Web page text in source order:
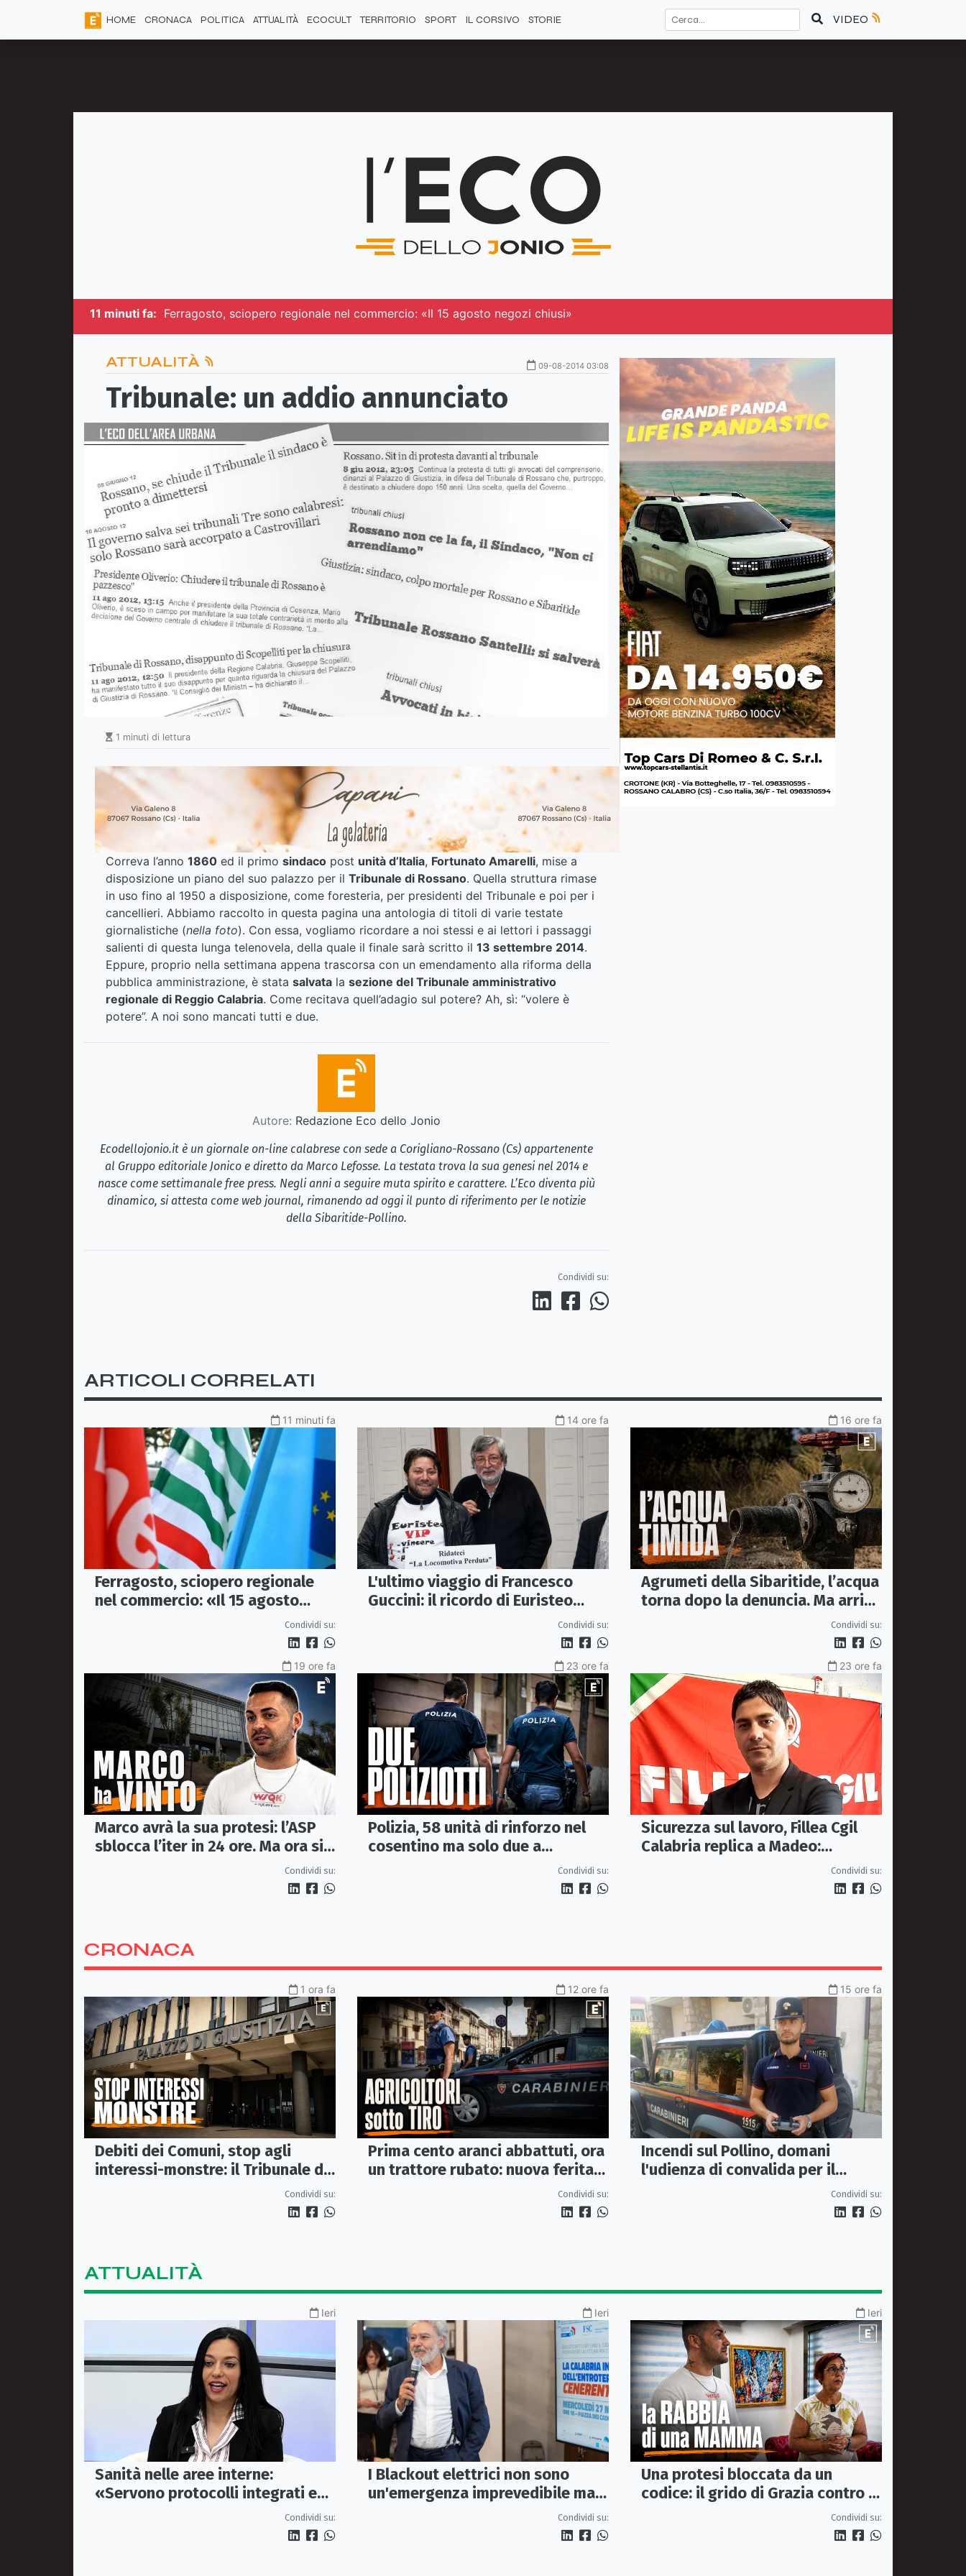
HOME CRONACA POLITICA ATTUALITÀ ECOCULT TERRITORIO SPORT IL CORSIVO STORIE VIDEO
11 minuti fa: Ferragosto, sciopero regionale nel commercio: «Il 15 agosto negozi chiusi»
ATTUALITÀ 09-08-2014 03:08
Tribunale: un addio annunciato
1 minuti di lettura
Correva l’anno 1860 ed il primo sindaco post unità d’Italia, Fortunato Amarelli, mise a
disposizione un piano del suo palazzo per il Tribunale di Rossano. Quella struttura rimase
in uso fino al 1950 a disposizione, come foresteria, per presidenti del Tribunale e poi per i
cancellieri. Abbiamo raccolto in questa pagina una antologia di titoli di varie testate
giornalistiche (nella foto). Con essa, vogliamo ricordare a noi stessi e ai lettori i passaggi
salienti di questa lunga telenovela, della quale il finale sarà scritto il 13 settembre 2014.
Eppure, proprio nella settimana appena trascorsa con un emendamento alla riforma della
pubblica amministrazione, è stata salvata la sezione del Tribunale amministrativo
regionale di Reggio Calabria. Come recitava quell’adagio sul potere? Ah, sì: “volere è
potere”. A noi sono mancati tutti e due.
Autore: Redazione Eco dello Jonio
Ecodellojonio.it è un giornale on-line calabrese con sede a Corigliano-Rossano (Cs) appartenente
al Gruppo editoriale Jonico e diretto da Marco Lefosse. La testata trova la sua genesi nel 2014 e
nasce come settimanale free press. Negli anni a seguire muta spirito e carattere. L’Eco diventa più
dinamico, si attesta come web journal, rimanendo ad oggi il punto di riferimento per le notizie
della Sibaritide-Pollino.
Condividi su:
ARTICOLI CORRELATI
11 minuti fa
Ferragosto, sciopero regionale
nel commercio: «Il 15 agosto
Condividi su:
14 ore fa
L'ultimo viaggio di Francesco
Guccini: il ricordo di Euristeo
Condividi su:
16 ore fa
Agrumeti della Sibaritide, l’acqua
torna dopo la denuncia. Ma arriva
con un terzo della pressioneCondividi su:
19 ore fa
Marco avrà la sua protesi: l’ASP
sblocca l’iter in 24 ore. Ma ora si
apre il caso dell’Ufficio ausiliCondividi su:
23 ore fa
Polizia, 58 unità di rinforzo nel
cosentino ma solo due a
Corigliano-Rossano e due aCondividi su:
23 ore fa
Sicurezza sul lavoro, Fillea Cgil
Calabria replica a Madeo:
«Servono controlli, non incentivi
Condividi su:
CRONACA
1 ora fa
Debiti dei Comuni, stop agli
interessi-monstre: il Tribunale di
Condividi su:
12 ore fa
Prima cento aranci abbattuti, ora
un trattore rubato: nuova ferita
all’agricoltura della SibaritideCondividi su:
15 ore fa
Incendi sul Pollino, domani
l'udienza di convalida per il
presunto piromane: il PM ha
chiesto la misura in carcere
Condividi su:
ATTUALITÀ
Ieri
Sanità nelle aree interne:
«Servono protocolli integrati e
mezzi dedicati per garantireCondividi su:
Ieri
I Blackout elettrici non sono
un'emergenza imprevedibile ma
Condividi su:
Ieri
Una protesi bloccata da un
codice: il grido di Grazia contro la
Condividi su: